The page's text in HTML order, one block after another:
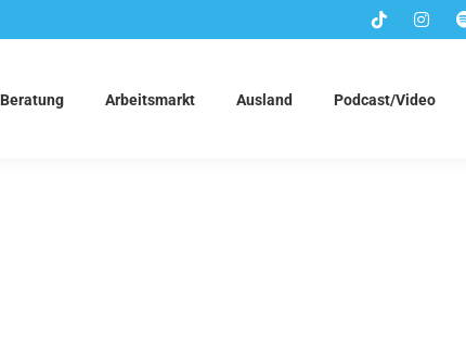
Beratung Arbeitsmarkt Ausland Podcast/Video